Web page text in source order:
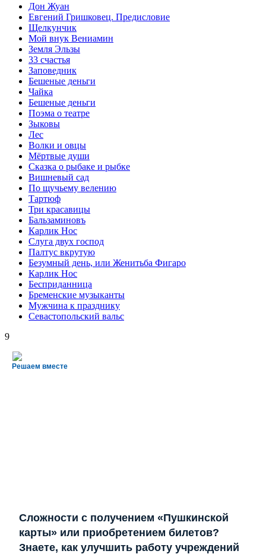
Дон Жуан
Евгений Гришковец. Предисловие
Щелкунчик
Мой внук Вениамин
Земля Эльзы
33 счастья
Заповедник
Бешеные деньги
Чайка
Бешеные деньги
Поэма о театре
Зыковы
Лес
Волки и овцы
Мёртвые души
Сказка о рыбаке и рыбке
Вишневый сад
По щучьему велению
Тартюф
Три красавицы
Бальзаминовъ
Карлик Нос
Слуга двух господ
Палтус вкрутую
Безумный день, или Женитьба Фигаро
Карлик Нос
Бесприданница
Бременские музыканты
Мужчина к празднику
Севастопольский вальс
9
Решаем вместе
Сложности с получением «Пушкинской
карты» или приобретением билетов?
Знаете, как улучшить работу учреждений